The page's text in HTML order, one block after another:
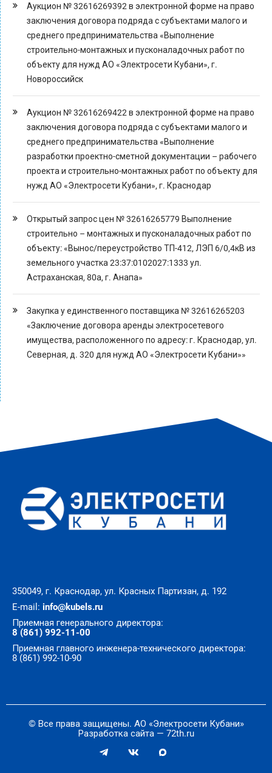
Аукцион № 32616269392 в электронной форме на право
заключения договора подряда с субъектами малого и
среднего предпринимательства «Выполнение
строительно-монтажных и пусконаладочных работ по
объекту для нужд АО «Электросети Кубани», г.
Новороссийск
Аукцион № 32616269422 в электронной форме на право
заключения договора подряда с субъектами малого и
среднего предпринимательства «Выполнение
разработки проектно-сметной документации – рабочего
проекта и строительно-монтажных работ по объекту для
нужд АО «Электросети Кубани», г. Краснодар
Открытый запрос цен № 32616265779 Выполнение
строительно – монтажных и пусконаладочных работ по
объекту: «Вынос/переустройство ТП-412, ЛЭП 6/0,4кВ из
земельного участка 23:37:0102027:1333 ул.
Астраханская, 80а, г. Анапа»
Закупка у единственного поставщика № 32616265203
«Заключение договора аренды электросетевого
имущества, расположенного по адресу: г. Краснодар, ул.
Северная, д. 320 для нужд АО «Электросети Кубани»»
350049, г. Краснодар, ул. Красных Партизан, д. 192
E-mail: info@kubels.ru
Приемная генерального директора:
8 (861) 992-11-00
Приемная главного инженера-технического директора:
8 (861) 992-10-90
© Все права защищены. АО «Электросети Кубани»
Разработка сайта — 72th.ru